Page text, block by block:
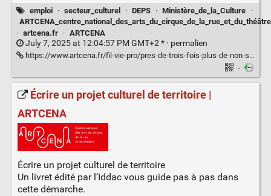
emploi · secteur_culturel · DEPS · Ministère_de_la_Culture
·
ARTCENA_centre_national_des_arts_du_cirque_de_la_rue_et_du_théâtre
· artcena.fr · ARTCENA
July 7, 2025 at 12:04:57 PM GMT+2 * · permalien
https://www.artcena.fr/fil-vie-pro/pres-de-trois-fois-plus-de-non-salaries-dans-les-secteurs-culturels-en-lespace-de-15
·
Écrire un projet culturel de territoire |
ARTCENA
Écrire un projet culturel de territoire
Un livret édité par l’Iddac vous guide pas à pas dans
cette démarche.